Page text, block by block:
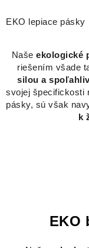
EKO lepiace pásky
Našeekologické
riešením všade
silou a
svojej špecifickosti
pásky, sú však
k
EKO